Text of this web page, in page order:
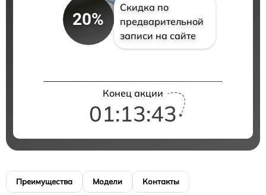
20%
Скидка по
предварительной
записи на сайте
Конец акции
01:13:43
Преимущества Модели Контакты